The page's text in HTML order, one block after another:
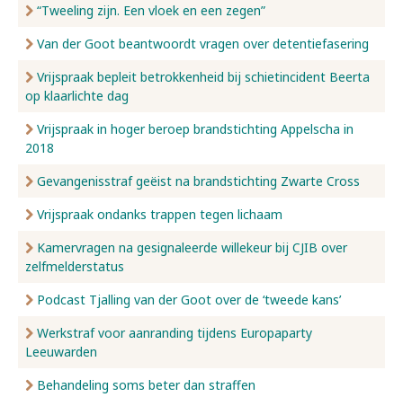
“Tweeling zijn. Een vloek en een zegen”
Van der Goot beantwoordt vragen over detentiefasering
Vrijspraak bepleit betrokkenheid bij schietincident Beerta
op klaarlichte dag
Vrijspraak in hoger beroep brandstichting Appelscha in
2018
Gevangenisstraf geëist na brandstichting Zwarte Cross
Vrijspraak ondanks trappen tegen lichaam
Kamervragen na gesignaleerde willekeur bij CJIB over
zelfmelderstatus
Podcast Tjalling van der Goot over de ‘tweede kans’
Werkstraf voor aanranding tijdens Europaparty
Leeuwarden
Behandeling soms beter dan straffen